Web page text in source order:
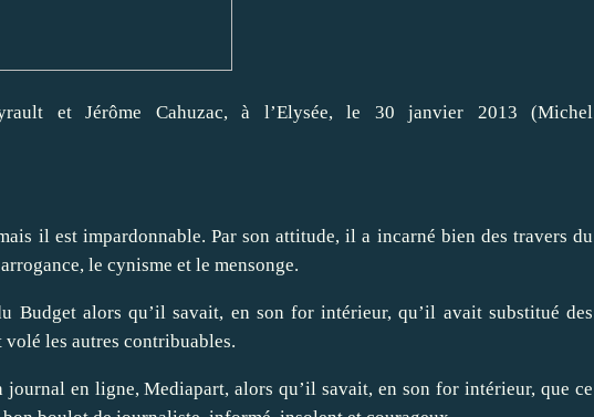
et Jérôme Cahuzac, à l’Elysée, le 30 janvier 2013 (Michel
il est impardonnable. Par son attitude, il a incarné bien des travers du
le cynisme et le mensonge.
Budget alors qu’il savait, en son for intérieur, qu’il avait substitué des
volé les autres contribuables.
en ligne, Mediapart, alors qu’il savait, en son for intérieur, que ce